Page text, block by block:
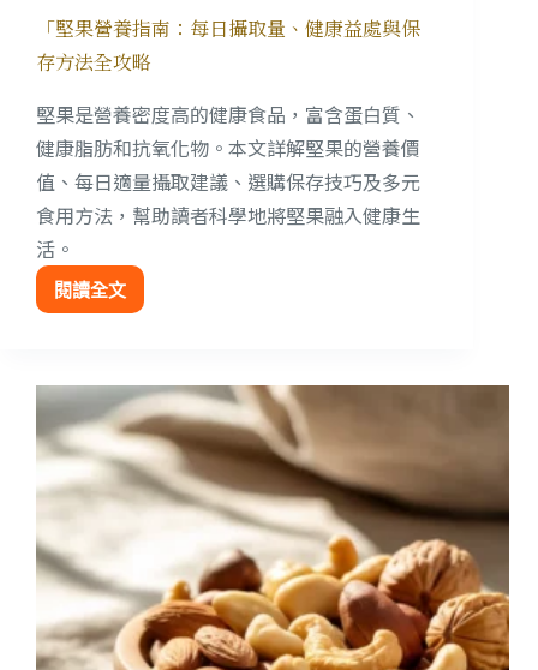
「堅果營養指南：每日攝取量、健康益處與保
存方法全攻略
堅果是營養密度高的健康食品，富含蛋白質、
健康脂肪和抗氧化物。本文詳解堅果的營養價
值、每日適量攝取建議、選購保存技巧及多元
食用方法，幫助讀者科學地將堅果融入健康生
活。
閱讀全文